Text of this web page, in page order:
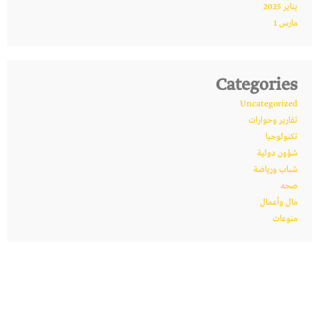
يناير 2025
مارس 1
Categories
Uncategorized
تقارير وحوارات
تكنولوجيا
شؤون دولية
شباب ورياضة
صحه
مال وأعمال
منوعات